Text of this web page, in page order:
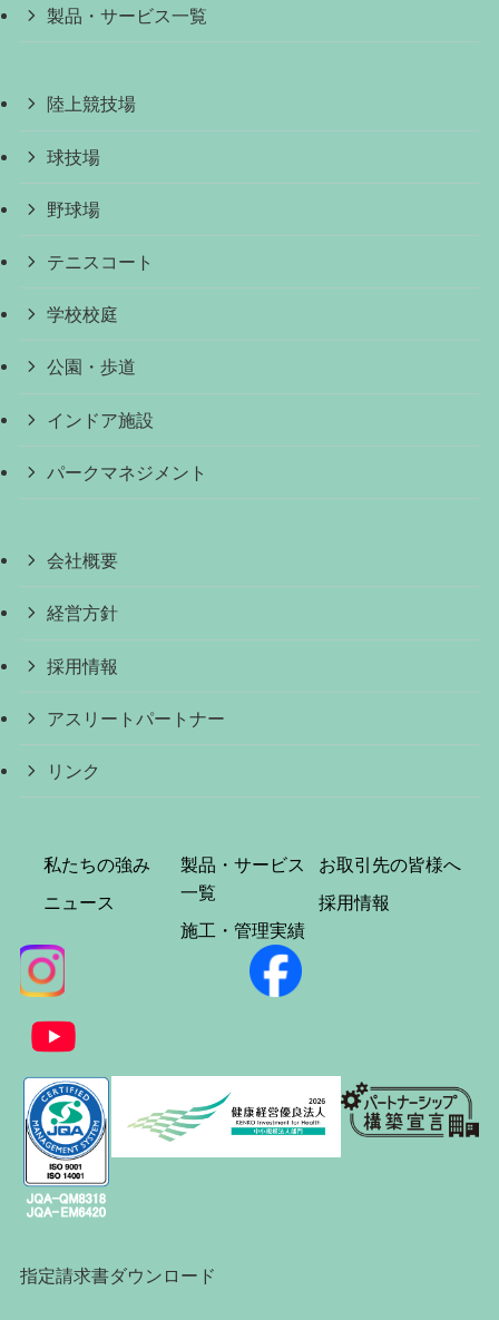
製品・サービス一覧
陸上競技場
球技場
野球場
テニスコート
学校校庭
公園・歩道
インドア施設
パークマネジメント
会社概要
経営方針
採用情報
アスリートパートナー
リンク
私たちの強み
ニュース
製品・サービス
一覧
施工・管理実績
お取引先の皆様へ
採用情報
指定請求書ダウンロード